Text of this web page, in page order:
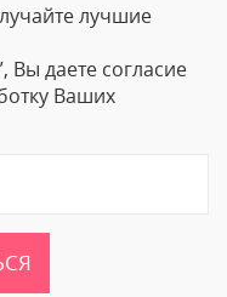
лучшие
Вы даете согласие
Ваших